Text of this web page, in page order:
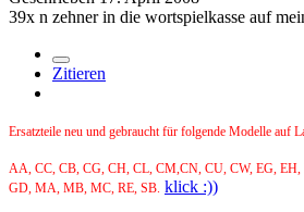
39x n zehner in die wortspielkasse auf
Zitieren
Ersatzteile neu und gebraucht für folgende Modelle auf
AA, CC, CB, CG, CH, CL, CM,CN, CU, CW, EG, EH,
GD, MA, MB, MC, RE, SB. klick :))